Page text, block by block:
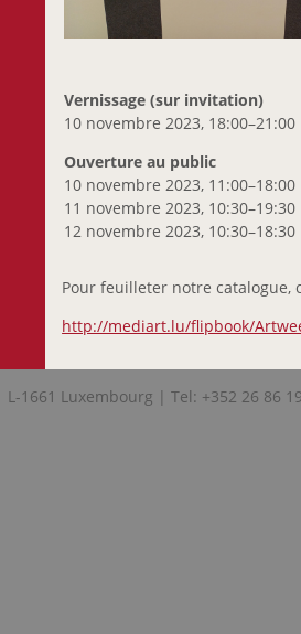
Vernissage (sur invitation)
10 novembre 2023, 18:00–21:00
Ouverture au public
10 novembre 2023, 11:00–18:00
11 novembre 2023, 10:30–19:30
12 novembre 2023, 10:30–18:30
Pour feuilleter notre catalogue,
http://mediart.lu/flipbook/
1661 Luxembourg | Tel: +352 26 86